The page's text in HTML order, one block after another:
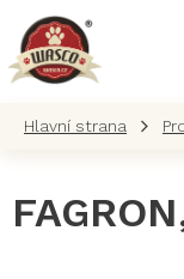
obsah